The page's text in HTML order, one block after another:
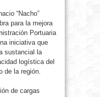
“Nacho”
para la mejora
Portuaria
iniciativa que
sustancial la
logística del
de la región.
de cargas